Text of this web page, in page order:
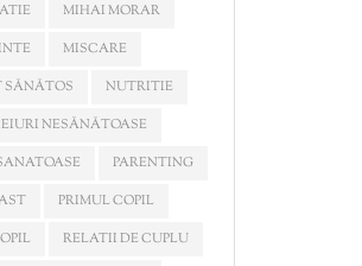
MIHAI MORAR
MISCARE
SĂNĂTOS
NUTRITIE
NESĂNĂTOASE
PARENTING
PRIMUL COPIL
RELATII DE CUPLU